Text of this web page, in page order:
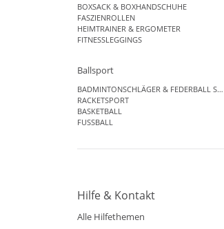
BOXSACK & BOXHANDSCHUHE
FASZIENROLLEN
HEIMTRAINER & ERGOMETER
FITNESSLEGGINGS
Ballsport
BADMINTONSCHLÄGER & FEDERBALL SETS
RACKETSPORT
BASKETBALL
FUSSBALL
Hilfe & Kontakt
Alle Hilfethemen